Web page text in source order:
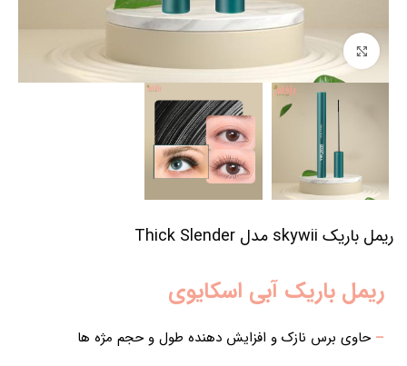
برای بزرگنمایی کلیک کنید
ریمل باریک skywii مدل Thick Slender
ریمل باریک آبی اسکایوی
– حاوی برس نازک و افزایش دهنده طول و حجم مژه ها